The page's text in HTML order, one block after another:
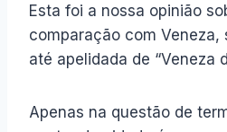
Esta foi a nossa opinião
comparação com Veneza,
até apelidada de “Veneza
Apenas na questão de